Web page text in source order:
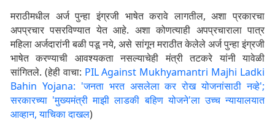
मराठीमधील अर्ज पुन्हा इंग्रजी भाषेत करावे लागतील, अशा प्रकारचा
अपप्रचार पसरविण्यात येत आहे. अशा कोणत्याही अपप्रचाराला पात्र
महिला अर्जदारांनी बळी पडू नये, असे सांगून मराठीत केलेले अर्ज पुन्हा इंग्रजी
भाषेत करण्याची आवश्यकता नसल्याचेही मंत्री तटकरे यांनी यावेळी
सांगितले. (हेही वाचा: PIL Against Mukhyamantri Majhi Ladki
Bahin Yojana: 'जनता भरत असलेला कर रोख योजनांसाठी नव्हे';
सरकारच्या 'मुख्यमंत्री माझी लाडकी बहिण योजने'ला उच्च न्यायालयात
आव्हान, याचिका दाखल)